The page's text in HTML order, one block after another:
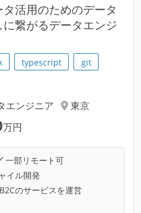
タ活用のためのデータ
繋がるデータエンジ
typescript
git
エンジニア
東京
万円
一部リモート可
イル開発
B2Cのサービスを運営